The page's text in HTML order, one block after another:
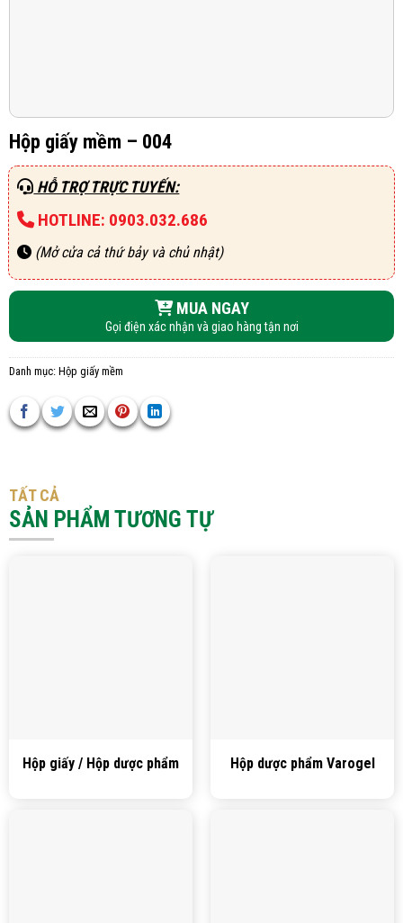
Hộp giấy mềm – 004
HỖ TRỢ TRỰC TUYẾN:
HOTLINE: 0903.032.686
(Mở cửa cả thứ bảy và chủ nhật)
MUA NGAY
Gọi điện xác nhận và giao hàng tận nơi
Danh mục: Hộp giấy mềm
TẤT CẢ
SẢN PHẨM TƯƠNG TỰ
Hộp giấy / Hộp dược phẩm Hộp dược phẩm Varogel